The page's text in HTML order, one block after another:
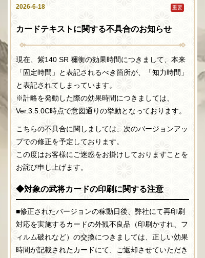
2026-6-18 重要
カードテキストに関する不具合のお知らせ
現在、紫140 SR 禰衡の効果時間につきまして、本来
「固定時間」と表記されるべき箇所が、「知力時間」
と表記されてしまっています。
※計略を発動した際の効果時間につきましては、
Ver.3.5.0C時点で意図通りの挙動となっております。
こちらの不具合に関しましては、次のバージョンアッ
プでの修正を予定しております。
この度はお客様にご迷惑をお掛けしておりますことを
お詫び申し上げます。
◆対象の武将カードの印刷に関する注意
■修正されたバージョンの稼動日後、弊社にて再印刷
対応を実施するカードの外観不良品（印刷かすれ、フ
ィルム破れなど）の交換につきましては、正しい効果
時間が記載されたカードにて、ご返却させていただき